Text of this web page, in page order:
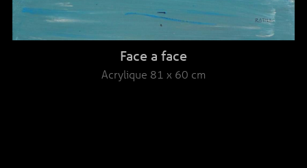
Face a face
Acrylique 81 x 60 cm